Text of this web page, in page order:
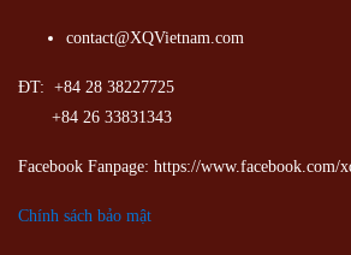
contact@XQVietnam.com
ĐT: +84 28 38227725
+84 26 33831343
Facebook Fanpage: https://www.facebook.com/
Chính sách bảo mật